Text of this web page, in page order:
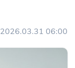
2026.03.31 06:00